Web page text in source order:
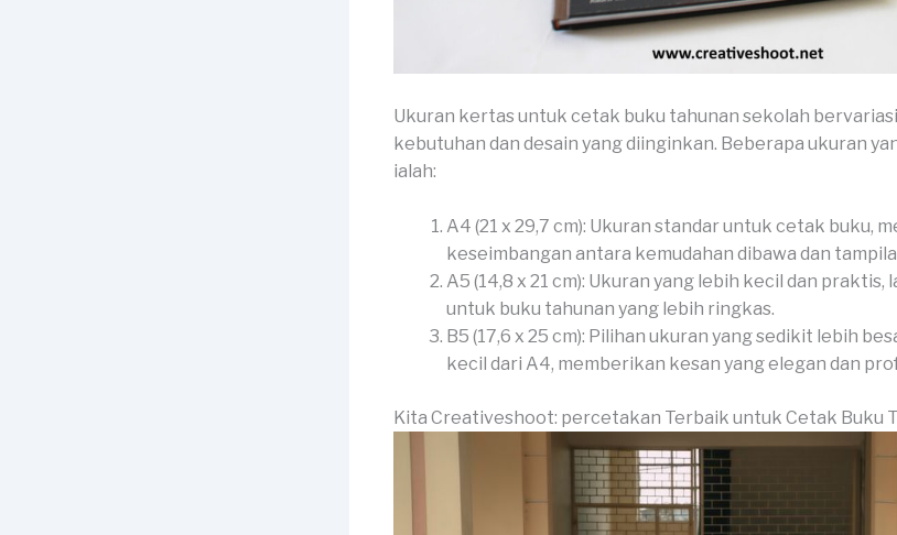
Ukuran kertas untuk cetak buku tahunan sekolah
kebutuhan dan desain yang diinginkan. Beberapa ukuran
ialah:
A4 (21 x 29,7 cm): Ukuran standar untuk cetak buku,
keseimbangan antara kemudahan dibawa dan
A5 (14,8 x 21 cm): Ukuran yang lebih kecil dan praktis,
untuk buku tahunan yang lebih ringkas.
B5 (17,6 x 25 cm): Pilihan ukuran yang sedikit lebih
kecil dari A4, memberikan kesan yang elegan dan
Kita Creativeshoot: percetakan Terbaik untuk Cetak Buku